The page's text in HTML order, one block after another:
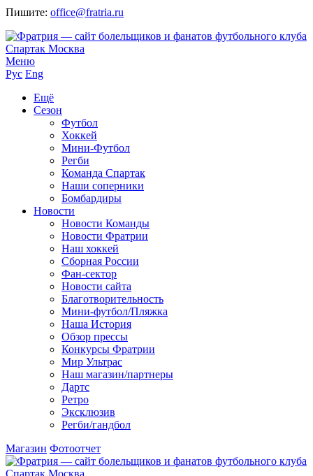
Пишите: office@fratria.ru
Меню
Рус Eng
Ещё
Сезон
Футбол
Хоккей
Мини-Футбол
Регби
Команда Спартак
Наши соперники
Бомбардиры
Новости
Новости Команды
Новости Фратрии
Наш хоккей
Сборная России
Фан-cектор
Новости сайта
Благотворительность
Мини-футбол/Пляжка
Наша История
Обзор прессы
Конкурсы Фратрии
Мир Ультрас
Наш магазин/партнеры
Дартс
Ретро
Эксклюзив
Регби/гандбол
Магазин Фотоотчет